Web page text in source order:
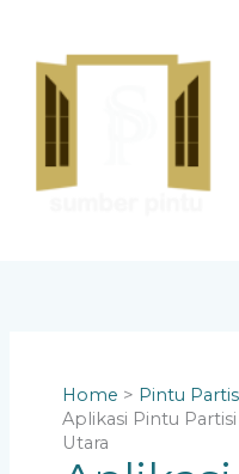
content
Home
Pintu
Aplikasi Pintu
Utara